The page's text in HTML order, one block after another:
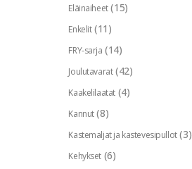
Eläinaiheet (15)
Enkelit (11)
FRY-sarja (14)
Joulutavarat (42)
Kaakelilaatat (4)
Kannut (8)
Kastemaljat ja kastevesipullot (3)
Kehykset (6)